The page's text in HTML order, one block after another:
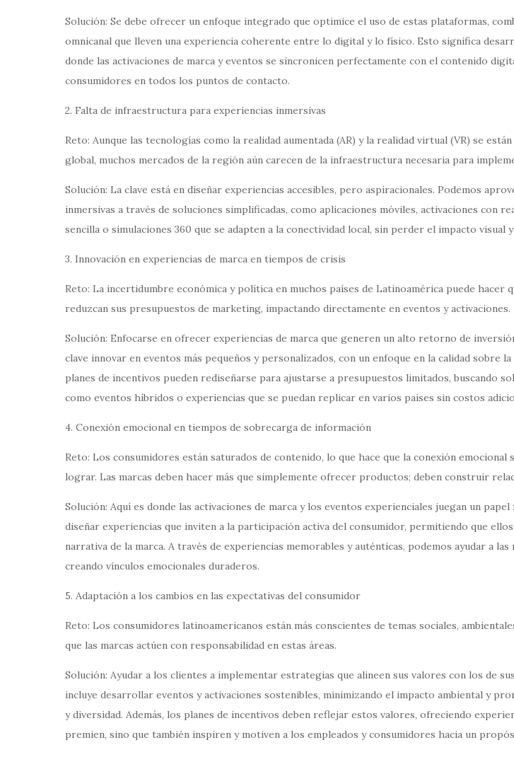
Solución: Se debe ofrecer un enfoque integrado que optimice el uso de estas plataformas,
omnicanal que lleven una experiencia coherente entre lo digital y lo físico. Esto significa
donde las activaciones de marca y eventos se sincronicen perfectamente con el contenido
consumidores en todos los puntos de contacto.
2. Falta de infraestructura para experiencias inmersivas
Reto: Aunque las tecnologías como la realidad aumentada (AR) y la realidad virtual (VR) se
global, muchos mercados de la región aún carecen de la infraestructura necesaria para
Solución: La clave está en diseñar experiencias accesibles, pero aspiracionales. Podemos
inmersivas a través de soluciones simplificadas, como aplicaciones móviles, activaciones con
sencilla o simulaciones 360 que se adapten a la conectividad local, sin perder el impacto visual
3. Innovación en experiencias de marca en tiempos de crisis
Reto: La incertidumbre económica y política en muchos países de Latinoamérica puede hacer
reduzcan sus presupuestos de marketing, impactando directamente en eventos y activaciones.
Solución: Enfocarse en ofrecer experiencias de marca que generen un alto retorno de
clave innovar en eventos más pequeños y personalizados, con un enfoque en la calidad sobre la
planes de incentivos pueden rediseñarse para ajustarse a presupuestos limitados, buscando
como eventos híbridos o experiencias que se puedan replicar en varios países sin costos
4. Conexión emocional en tiempos de sobrecarga de información
Reto: Los consumidores están saturados de contenido, lo que hace que la conexión emocional
lograr. Las marcas deben hacer más que simplemente ofrecer productos; deben construir
Solución: Aquí es donde las activaciones de marca y los eventos experienciales juegan un papel
diseñar experiencias que inviten a la participación activa del consumidor, permitiendo que
narrativa de la marca. A través de experiencias memorables y auténticas, podemos ayudar a las
creando vínculos emocionales duraderos.
5. Adaptación a los cambios en las expectativas del consumidor
Reto: Los consumidores latinoamericanos están más conscientes de temas sociales,
que las marcas actúen con responsabilidad en estas áreas.
Solución: Ayudar a los clientes a implementar estrategias que alineen sus valores con los de
incluye desarrollar eventos y activaciones sostenibles, minimizando el impacto ambiental y
y diversidad. Además, los planes de incentivos deben reflejar estos valores, ofreciendo
premien, sino que también inspiren y motiven a los empleados y consumidores hacia un